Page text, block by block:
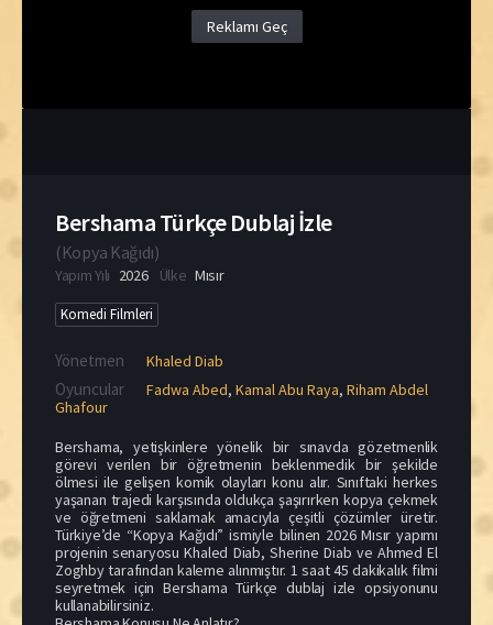
Reklamı Geç
Bershama Türkçe Dublaj İzle
(Kopya Kağıdı)
Yapım Yılı 2026 Ülke Mısır
Komedi Filmleri
Yönetmen Khaled Diab
Oyuncular Fadwa Abed, Kamal Abu Raya, Riham Abdel
Ghafour
Bershama, yetişkinlere yönelik bir sınavda gözetmenlik
görevi verilen bir öğretmenin beklenmedik bir şekilde
ölmesi ile gelişen komik olayları konu alır. Sınıftaki herkes
yaşanan trajedi karşısında oldukça şaşırırken kopya çekmek
ve öğretmeni saklamak amacıyla çeşitli çözümler üretir.
Türkiye’de “Kopya Kağıdı” ismiyle bilinen 2026 Mısır yapımı
projenin senaryosu Khaled Diab, Sherine Diab ve Ahmed El
Zoghby tarafından kaleme alınmıştır. 1 saat 45 dakikalık filmi
seyretmek için Bershama Türkçe dublaj izle opsiyonunu
kullanabilirsiniz.